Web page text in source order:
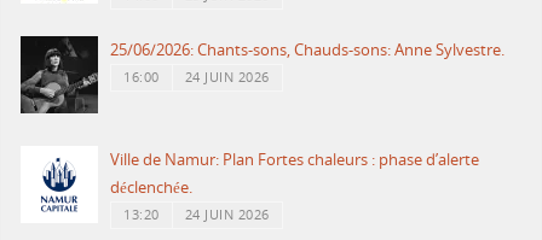
25/06/2026: Chants-sons, Chauds-sons: Anne Sylvestre.
16:00 24 JUIN 2026
Ville de Namur: Plan Fortes chaleurs : phase d’alerte
déclenchée.
13:20 24 JUIN 2026